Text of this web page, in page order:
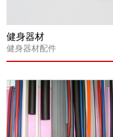
健身器材
健身器材配件